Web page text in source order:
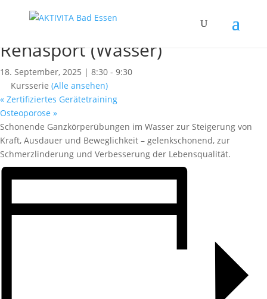
« Alle Kurse
Rehasport (Wasser)
18. September, 2025 | 8:30 - 9:30
Kursserie (Alle ansehen)
« Zertifiziertes Gerätetraining
Osteoporose »
Schonende Ganzkörperübungen im Wasser zur Steigerung von
Kraft, Ausdauer und Beweglichkeit – gelenkschonend, zur
Schmerzlinderung und Verbesserung der Lebensqualität.